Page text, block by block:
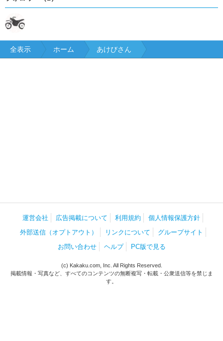
全表示 ホーム あけびさん
運営会社 広告掲載について 利用規約
個人情報保護方針
外部送信（オプトアウト）
リンクについて
グループサイト
お問い合わせ
ヘルプ PC版で見る
(c) Kakaku.com, Inc. All Rights Reserved.
掲載情報・写真など、すべてのコンテンツの無断複写・転載・公衆送信等を禁じま
す。